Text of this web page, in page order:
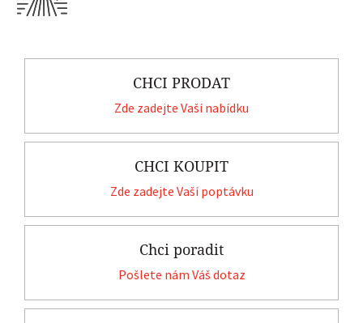
CHCI PRODAT
Zde zadejte Vaší nabídku
CHCI KOUPIT
Zde zadejte Vaší poptávku
Chci poradit
Pošlete nám Váš dotaz